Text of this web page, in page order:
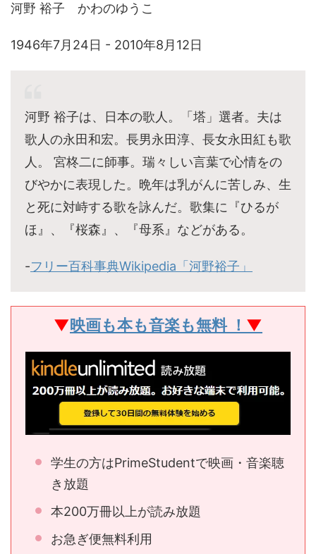
河野 裕子 かわのゆうこ
1946年7月24日 - 2010年8月12日
河野 裕子は、日本の歌人。「塔」選者。夫は
歌人の永田和宏。長男永田淳、長女永田紅も歌
人。 宮柊二に師事。瑞々しい言葉で心情をの
びやかに表現した。晩年は乳がんに苦しみ、生
と死に対峙する歌を詠んだ。歌集に『ひるが
ほ』、『桜森』、『母系』などがある。
-フリー百科事典Wikipedia「河野裕子」
▼映画も本も音楽も無料 ！ ▼
学生の方はPrimeStudentで映画・音楽聴
き放題
本200万冊以上が読み放題
お急ぎ便無料利用